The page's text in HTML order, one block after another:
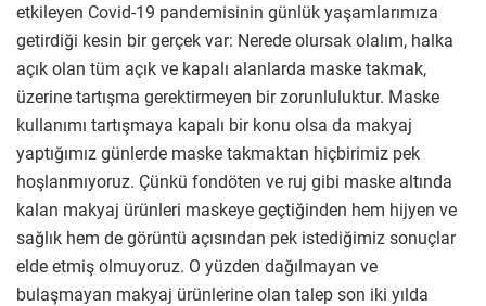
etkileyen Covid-19 pandemisinin günlük yaşamlarımıza
getirdiği kesin bir gerçek var: Nerede olursak olalım, halka
açık olan tüm açık ve kapalı alanlarda maske takmak,
üzerine tartışma gerektirmeyen bir zorunluluktur. Maske
kullanımı tartışmaya kapalı bir konu olsa da makyaj
yaptığımız günlerde maske takmaktan hiçbirimiz pek
hoşlanmıyoruz. Çünkü fondöten ve ruj gibi maske altında
kalan makyaj ürünleri maskeye geçtiğinden hem hijyen ve
sağlık hem de görüntü açısından pek istediğimiz sonuçlar
elde etmiş olmuyoruz. O yüzden dağılmayan ve
bulaşmayan makyaj ürünlerine olan talep son iki yılda